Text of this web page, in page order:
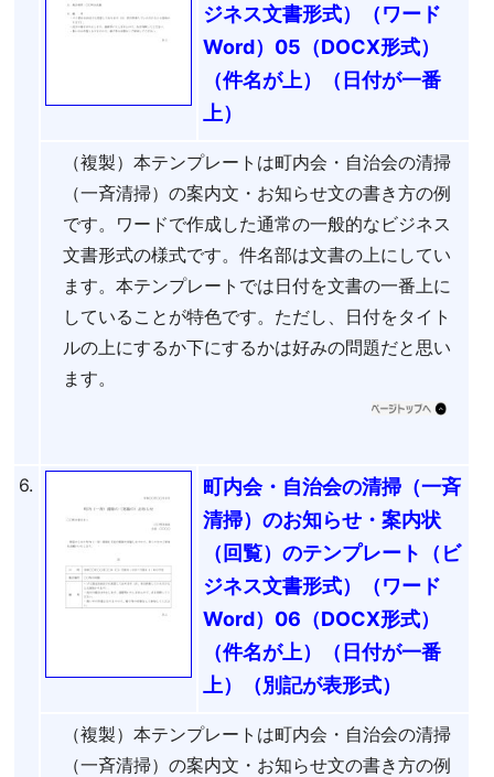
ジネス文書形式）（ワード
Word）05（DOCX形式）
（件名が上）（日付が一番
上）
（複製）本テンプレートは町内会・自治会の清掃
（一斉清掃）の案内文・お知らせ文の書き方の例
です。ワードで作成した通常の一般的なビジネス
文書形式の様式です。件名部は文書の上にしてい
ます。本テンプレートでは日付を文書の一番上に
していることが特色です。ただし、日付をタイト
ルの上にするか下にするかは好みの問題だと思い
ます。
6.
町内会・自治会の清掃（一斉
清掃）のお知らせ・案内状
（回覧）のテンプレート（ビ
ジネス文書形式）（ワード
Word）06（DOCX形式）
（件名が上）（日付が一番
上）（別記が表形式）
（複製）本テンプレートは町内会・自治会の清掃
（一斉清掃）の案内文・お知らせ文の書き方の例